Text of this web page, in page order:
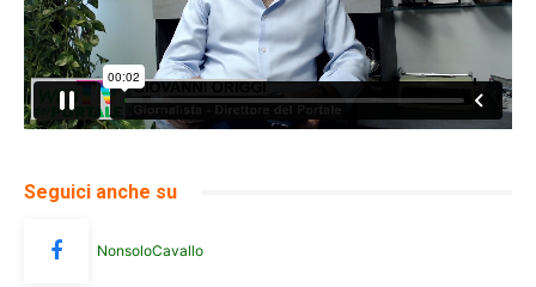
Seguici anche su
NonsoloCavallo